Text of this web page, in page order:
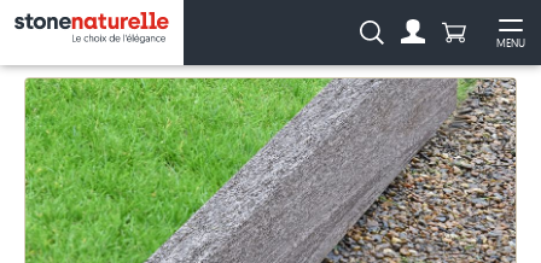
MENU
Zoeken: Aantal